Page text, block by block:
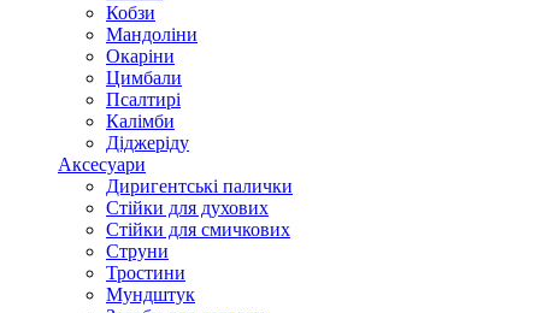
Кобзи
Мандоліни
Окаріни
Цимбали
Псалтирі
Калімби
Діджеріду
Аксесуари
Диригентські палички
Стійки для духових
Стійки для смичкових
Струни
Тростини
Мундштук